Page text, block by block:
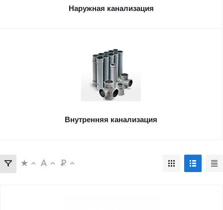
Наружная канализация
Внутренняя канализация